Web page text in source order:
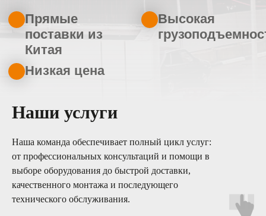
Наши услуги
Наша команда обеспечивает полный цикл услуг:
от профессиональных консультаций и помощи в
выборе оборудования до быстрой доставки,
качественного монтажа и последующего
технического обслуживания.